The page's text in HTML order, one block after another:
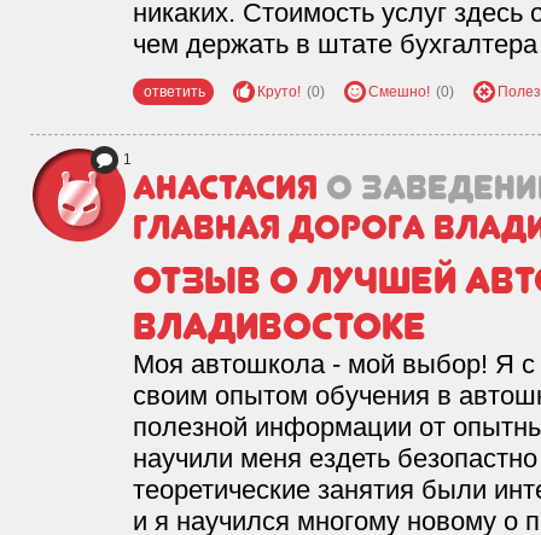
никаких. Стоимость услуг здесь
чем держать в штате
ответить Круто! (0) Смешно! (0)
1
Анастасия о
Главная дорога
отзыв о лучшей
владивостоке
Моя автошкола - мой выбор! Я с
своим опытом обучения в
полезной информации от
научили меня ездеть
теоретические занятия были
и я научился многому новому о